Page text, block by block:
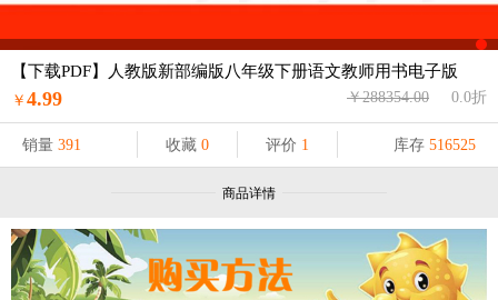
【下载PDF】人教版新部编版八年级下册语文教师用书电子版
￥ 4.99 ￥288354.00 0.0折
销量 391 收藏 0 评价 1 库存 516525
商品详情